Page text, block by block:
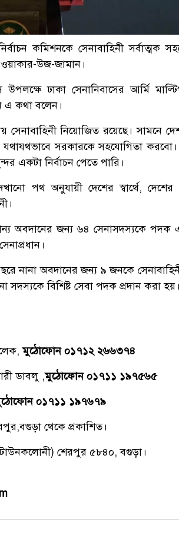
কমিশনকে সেনাবাহিনী সর্বাত্মক
ওয়াকার-উজ-জামান।
ঢাকা সেনানিবাসের আর্মি
এ কথা বলেন।
সেনাবাহিনী নিয়োজিত রয়েছে। সামনে
যথাযথভাবে সরকারকে সহযোগিতা করবো।
একটা নির্বাচন পেতে পারি।
পথ অনুযায়ী দেশের স্বার্থে, দেশের
অবদানের জন্য ৬৪ সেনাসদস্যকে
নানা অবদানের জন্য ৯ জনকে
বিশিষ্ট সেবা পদক প্রদান করা
মুঠোফোন ০১৭১২ ২৬৬৩৭৪
ডাবলু ,মুঠোফোন ০১৭১১ ১৯৭৫৬৫
০১৭১১ ১৯৭৬৭৯
থেকে প্রকাশিত।
শেরপুর ৫৮৪০, বগুড়া।